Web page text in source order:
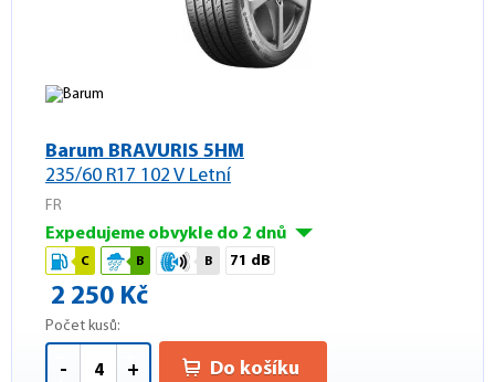
Barum BRAVURIS 5HM
235/60 R17 102 V Letní
FR
Expedujeme obvykle do 2 dnů
C B B 71 dB
2 250 Kč
Počet kusů:
- + Do košíku